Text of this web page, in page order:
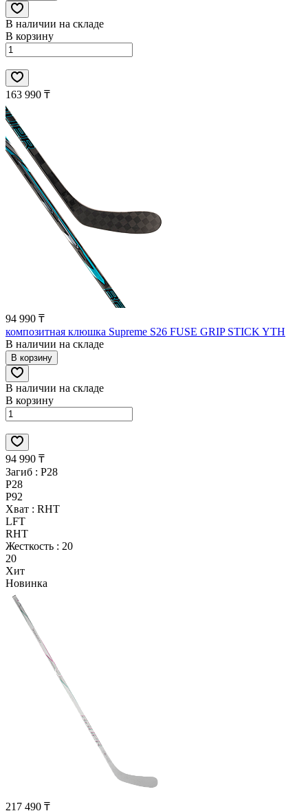
В наличии на складе
В корзину
163 990 ₸
94 990 ₸
композитная клюшка Supreme S26 FUSE GRIP STICK YTH
В наличии на складе
В корзину
В наличии на складе
В корзину
94 990 ₸
Загиб : P28
P28
P92
Хват : RHT
LFT
RHT
Жесткость : 20
20
Хит
Новинка
217 490 ₸